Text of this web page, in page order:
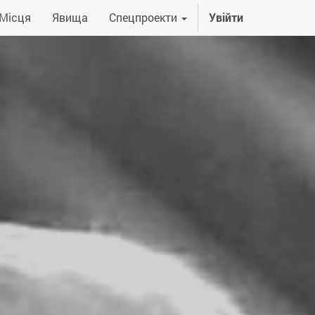
Явища Спецпроекти Увійти